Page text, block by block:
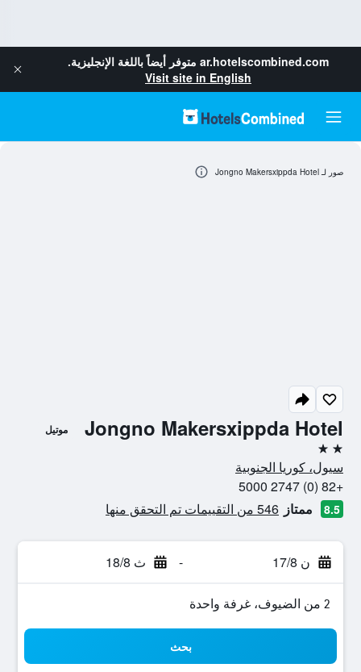
ar.hotelscombined.com متوفر أيضاً باللغة الإنجليزية.
Visit site in English
Jongno Makersxippda Hotel موتيل
2 نجمتين
سيول، كوريا الجنوبية
+82 (0) 2747 5000
8.5 ممتاز 546 من التقييمات تم التحقق منها
ن 17/8 - ث 18/8
2 من الضيوف، غرفة واحدة
بحث
صور لـ Jongno Makersxippda Hotel